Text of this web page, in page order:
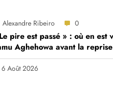
Alexandre Ribeiro 0
pire est passé » : où en est
Aghehowa avant la
?
6 Août 2026